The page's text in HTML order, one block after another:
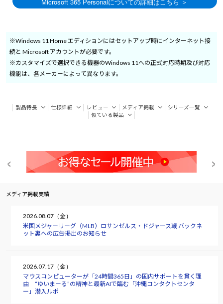
※Windows 11 Home エディションにはセットアップ時にインターネット接
続と Microsoft アカウントが必要です。
※カスタマイズで選択できる機器のWindows 11への正式対応時期及び対応
機能は、各メーカーによって異なります。
製品特長 仕様詳細 レビュー メディア掲載
シリーズ一覧
似ている製品
メディア掲載実績
2026.08.07（金）
米国メジャーリーグ（MLB）ロサンゼルス・ドジャース戦 バックネ
ット裏への広告掲出のお知らせ
2026.07.17（金）
マウスコンピューターが「24時間365日」の国内サポートを貫く理
由 “ゆいまーる”の精神と最新AIで臨む「沖縄コンタクトセンタ
ー」潜入ルポ